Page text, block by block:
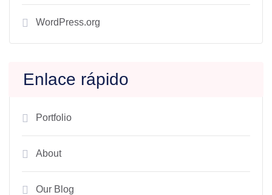
WordPress.org
Enlace rápido
Portfolio
About
Our Blog